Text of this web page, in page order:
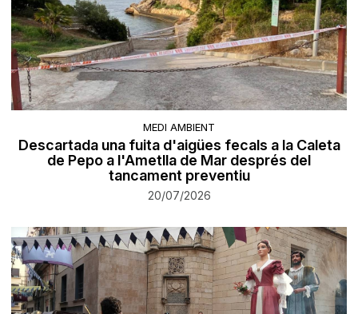
MEDI AMBIENT
Descartada una fuita d'aigües fecals a la Caleta
de Pepo a l'Ametlla de Mar després del
tancament preventiu
20/07/2026